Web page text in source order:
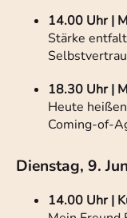
14.00 Uhr |
Stärke
18.30 Uhr |
Heute
Coming-of-
Dienstag, 9.
14.00 Uhr |